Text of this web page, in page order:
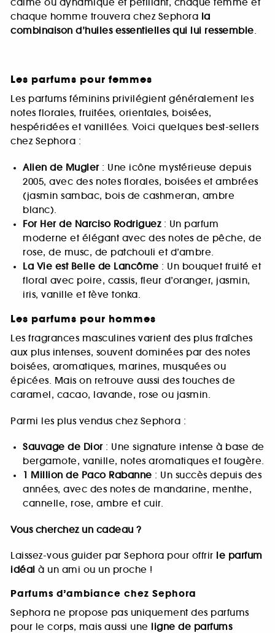
calme ou dynamique et pétillant, chaque femme et
chaque homme trouvera chez Sephora la
combinaison d’huiles essentielles qui lui ressemble.
Les parfums pour femmes
Les parfums féminins privilégient généralement les
notes florales, fruitées, orientales, boisées,
hespéridées et vanillées. Voici quelques best-sellers
chez Sephora :
Alien de Mugler: Une icône mystérieuse depuis
2005, avec des notes florales, boisées et ambrées
(jasmin sambac, bois de cashmeran, ambre
blanc).
For Her de Narciso Rodriguez: Un parfum
moderne et élégant avec des notes de pêche, de
rose, de musc, de patchouli et d’ambre.
La Vie est Belle de Lancôme : Un bouquet fruité et
floral avec poire, cassis, fleur d’oranger, jasmin,
iris, vanille et fève tonka.
Les parfums pour hommes
Les fragrances masculines varient des plus fraîches
aux plus intenses, souvent dominées par des notes
boisées, aromatiques, marines, musquées ou
épicées. Mais on retrouve aussi des touches de
caramel, cacao, lavande, rose ou jasmin.
Parmi les plus vendus chez Sephora :
Sauvage de Dior: Une signature intense à base de
bergamote, vanille, notes aromatiques et fougère.
1 Million de Paco Rabanne : Un succès depuis des
années, avec des notes de mandarine, menthe,
cannelle, rose, ambre et cuir.
Vous cherchez un cadeau ?
Laissez-vous guider par Sephora pour offrir le parfum
idéal à un ami ou un proche !
Parfums d’ambiance chez Sephora
Sephora ne propose pas uniquement des parfums
pour le corps, mais aussi une ligne de parfums